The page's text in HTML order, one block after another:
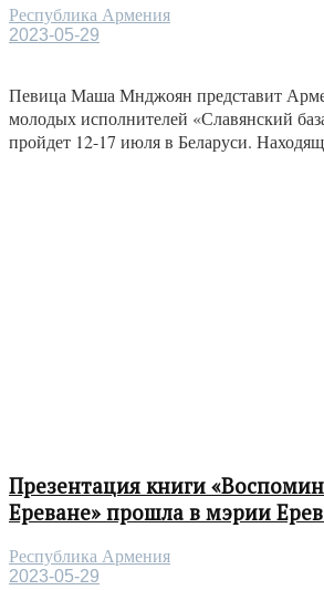
Республика Армения
2023-05-29
Певица Маша Мнджоян представит
молодых исполнителей «Славянский
пройдет 12-17 июля в Беларуси.
Презентация книги
Ереване» прошла в мэрии
Республика Армения
2023-05-29